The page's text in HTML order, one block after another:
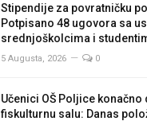
Stipendije za povratničku
Potpisano 48 ugovora sa
srednjoškolcima i
5 Augusta, 2026 0
Učenici OŠ Poljice konačno
fiskulturnu salu: Danas